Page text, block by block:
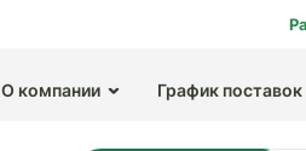
О компании График поставок